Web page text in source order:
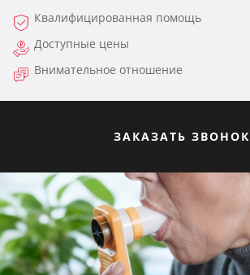
Квалифицированная помощь
Доступные цены
Внимательное отношение
ЗАКАЗАТЬ ЗВОНОК